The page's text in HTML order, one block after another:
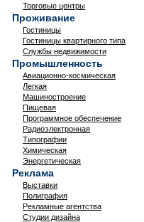
Торговые центры
Проживание
Гостиницы
Гостиницы квартирного типа
Службы недвижимости
Промышленность
Авиационно-космическая
Легкая
Машиностроение
Пищевая
Программное обеспечение
Радиоэлектронная
Типографии
Химическая
Энергетическая
Реклама
Выставки
Полиграфия
Рекламные агентства
Студии дизайна